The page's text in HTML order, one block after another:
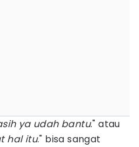
ya udah bantu." atau
hal itu." bisa sangat